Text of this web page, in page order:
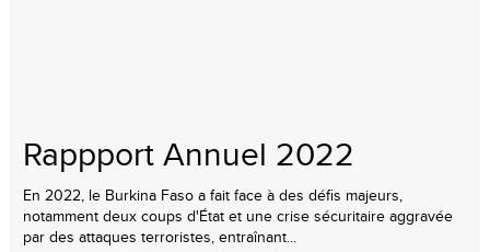
Rappport Annuel 2022
En 2022, le Burkina Faso a fait face à des défis majeurs,
notamment deux coups d'État et une crise sécuritaire aggravée
par des attaques terroristes, entraînant...